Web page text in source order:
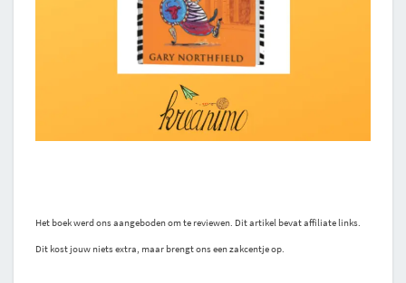
Het boek werd ons aangeboden om te reviewen. Dit artikel bevat affiliate links.
Dit kost jouw niets extra, maar brengt ons een zakcentje op.